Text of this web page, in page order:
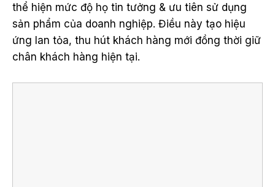
thể hiện mức độ họ tin tưởng & ưu tiên sử dụng
sản phẩm của doanh nghiệp. Điều này tạo hiệu
ứng lan tỏa, thu hút khách hàng mới đồng thời giữ
chân khách hàng hiện tại.